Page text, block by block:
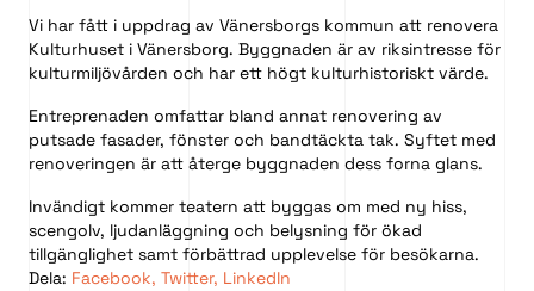
Vi har fått i uppdrag av Vänersborgs kommun att renovera
Kulturhuset i Vänersborg. Byggnaden är av riksintresse för
kulturmiljövården och har ett högt kulturhistoriskt värde.
Entreprenaden omfattar bland annat renovering av
putsade fasader, fönster och bandtäckta tak. Syftet med
renoveringen är att återge byggnaden dess forna glans.
Invändigt kommer teatern att byggas om med ny hiss,
scengolv, ljudanläggning och belysning för ökad
tillgänglighet samt förbättrad upplevelse för besökarna.
Dela: Facebook, Twitter, LinkedIn